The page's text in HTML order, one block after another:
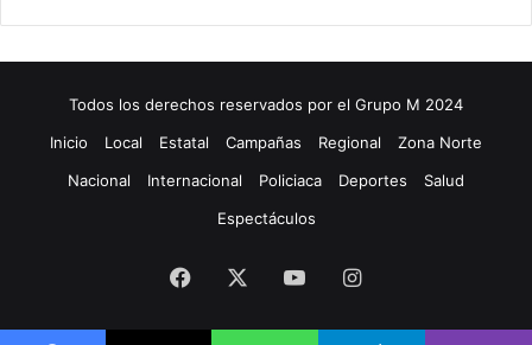
Todos los derechos reservados por el Grupo M 2024
Inicio
Local Estatal Campañas Regional
Zona Norte
Nacional
Internacional Policiaca Deportes
Salud
Espectáculos
Facebook YouTubeInstagram